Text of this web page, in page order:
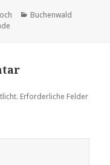
Kategorien
Buchenwald
Erforderliche Felder